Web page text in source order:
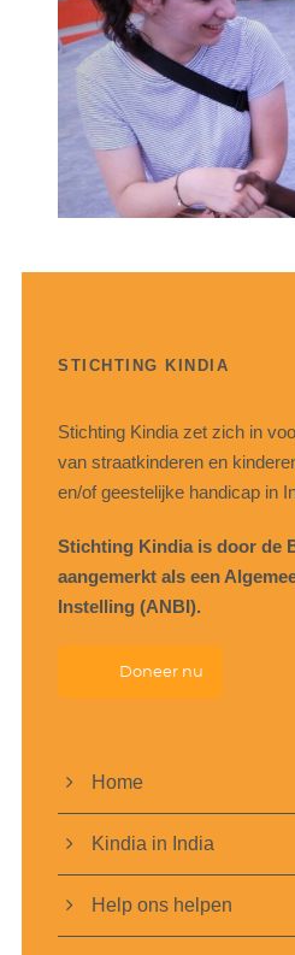
STICHTING KINDIA
Stichting Kindia zet zich in
van straatkinderen en
en/of geestelijke handicap in
Stichting Kindia is door de
aangemerkt als een
Instelling (ANBI).
Doneer nu
Home
Kindia in India
Help ons helpen